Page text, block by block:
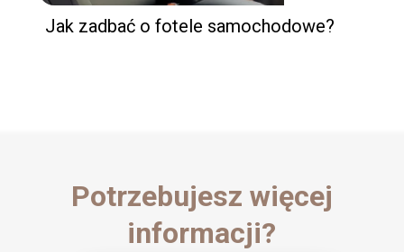
Jak zadbać o fotele samochodowe?
Potrzebujesz więcej
informacji?